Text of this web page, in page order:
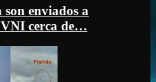
son enviados a
cerca de…